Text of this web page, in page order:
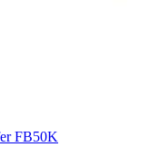
FB50K